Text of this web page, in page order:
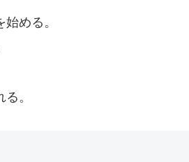
める。
。